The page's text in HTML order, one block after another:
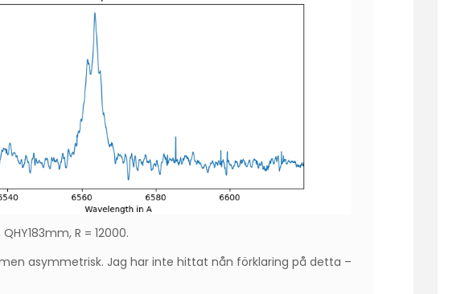
R = 12000.
asymmetrisk. Jag har inte hittat nån förklaring på detta –